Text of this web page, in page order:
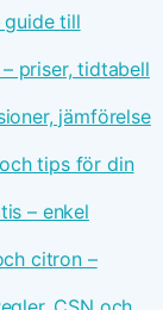
guide till
priser, tidtabell
jämförelse
tips för din
– enkel
citron –